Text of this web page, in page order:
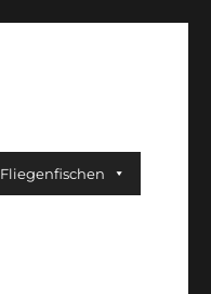
Fliegenfischen